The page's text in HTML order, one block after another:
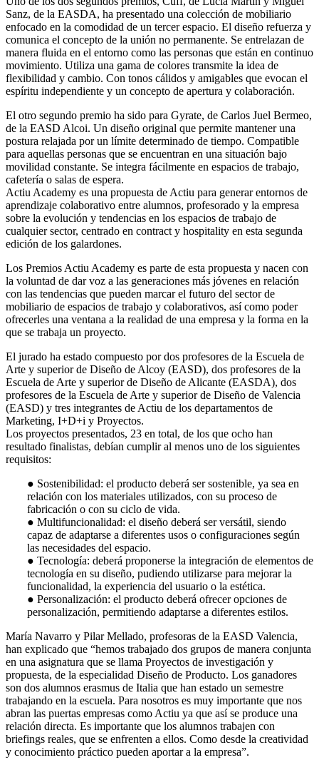
Sanz, de la EASDA, ha presentado una colección de mobiliario
enfocado en la comodidad de un tercer espacio. El diseño refuerza y
comunica el concepto de la unión no permanente. Se entrelazan de
manera fluida en el entorno como las personas que están en continuo
movimiento. Utiliza una gama de colores transmite la idea de
flexibilidad y cambio. Con tonos cálidos y amigables que evocan el
espíritu independiente y un concepto de apertura y colaboración.
El otro segundo premio ha sido para Gyrate, de Carlos Juel Bermeo,
de la EASD Alcoi. Un diseño original que permite mantener una
postura relajada por un límite determinado de tiempo. Compatible
para aquellas personas que se encuentran en una situación bajo
movilidad constante. Se integra fácilmente en espacios de trabajo,
cafetería o salas de espera.
Actiu Academy es una propuesta de Actiu para generar entornos de
aprendizaje colaborativo entre alumnos, profesorado y la empresa
sobre la evolución y tendencias en los espacios de trabajo de
cualquier sector, centrado en contract y hospitality en esta segunda
edición de los galardones.
Los Premios Actiu Academy es parte de esta propuesta y nacen con
la voluntad de dar voz a las generaciones más jóvenes en relación
con las tendencias que pueden marcar el futuro del sector de
mobiliario de espacios de trabajo y colaborativos, así como poder
ofrecerles una ventana a la realidad de una empresa y la forma en la
que se trabaja un proyecto.
El jurado ha estado compuesto por dos profesores de la Escuela de
Arte y superior de Diseño de Alcoy (EASD), dos profesores de la
Escuela de Arte y superior de Diseño de Alicante (EASDA), dos
profesores de la Escuela de Arte y superior de Diseño de Valencia
(EASD) y tres integrantes de Actiu de los departamentos de
Marketing, I+D+i y Proyectos.
Los proyectos presentados, 23 en total, de los que ocho han
resultado finalistas, debían cumplir al menos uno de los siguientes
requisitos:
● Sostenibilidad: el producto deberá ser sostenible, ya sea en
relación con los materiales utilizados, con su proceso de
fabricación o con su ciclo de vida.
● Multifuncionalidad: el diseño deberá ser versátil, siendo
capaz de adaptarse a diferentes usos o configuraciones según
las necesidades del espacio.
● Tecnología: deberá proponerse la integración de elementos de
tecnología en su diseño, pudiendo utilizarse para mejorar la
funcionalidad, la experiencia del usuario o la estética.
● Personalización: el producto deberá ofrecer opciones de
personalización, permitiendo adaptarse a diferentes estilos.
María Navarro y Pilar Mellado, profesoras de la EASD Valencia,
han explicado que “hemos trabajado dos grupos de manera conjunta
en una asignatura que se llama Proyectos de investigación y
propuesta, de la especialidad Diseño de Producto. Los ganadores
son dos alumnos erasmus de Italia que han estado un semestre
trabajando en la escuela. Para nosotros es muy importante que nos
abran las puertas empresas como Actiu ya que así se produce una
relación directa. Es importante que los alumnos trabajen con
briefings reales, que se enfrenten a ellos. Como desde la creatividad
y conocimiento práctico pueden aportar a la empresa”.